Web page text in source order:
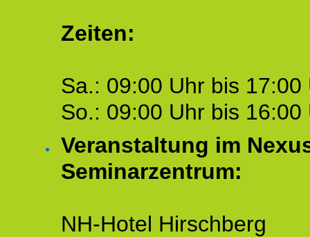
Zeiten:
Sa.: 09:00 Uhr bis 17:00
So.: 09:00 Uhr bis 16:00
Veranstaltung im
Seminarzentrum:
NH-Hotel Hirschberg